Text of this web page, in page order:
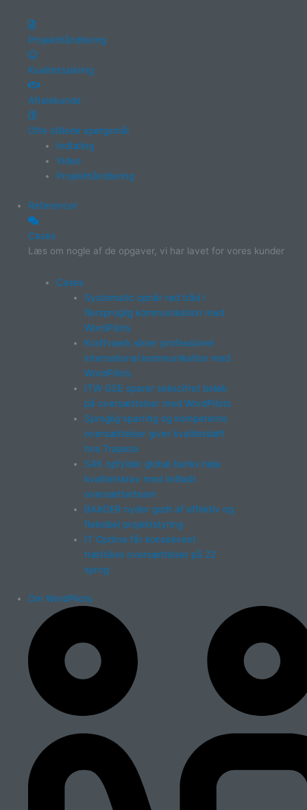
Projekthåndtering
Kvalitetssikring
Aftalekunde
Ofte stillede spørgsmål
Indtaling
Video
Projekthåndtering
Referencer
Cases
Læs om nogle af de opgaver, vi har lavet for vores kunder
Cases
Systematic opnår rød tråd i
flersproglig kommunikation med
WordPilots
Kraftvaerk sikrer professionel
international kommunikation med
WordPilots
ITW GSE sparer sekscifret beløb
på oversættelser med WordPilots
Sproglig sparring og kompetente
oversættelser giver kvalitetsløft
hos Trapeze
S4K opfylder global banks høje
kvalitetskrav med indfødt
oversætterteam
BAADER nyder godt af effektiv og
fleksibel projektstyring
IT Optima får konsekvent
træfsikre oversættelser på 22
sprog
Om WordPilots